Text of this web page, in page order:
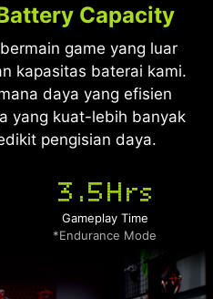
Capacity
game yang luar
kapasitas baterai kami.
daya yang efisien
yang kuat-lebih banyak
pengisian daya.
3.5Hrs
Gameplay Time
*Endurance Mode